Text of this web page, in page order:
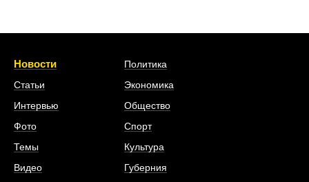
Новости
Статьи
Интервью
Фото
Темы
Видео
Политика
Экономика
Общество
Спорт
Культура
Губерния